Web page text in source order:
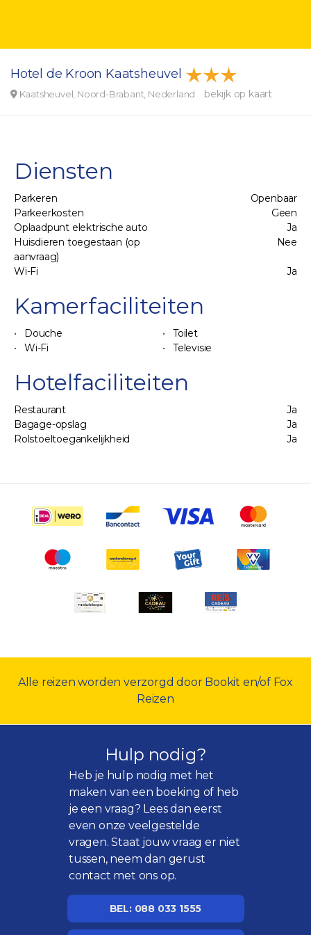
Hotel de Kroon Kaatsheuvel
Kaatsheuvel, Noord-Brabant, Nederland bekijk op kaart
Diensten
Parkeren
Openbaar
Parkeerkosten
Geen
Oplaadpunt elektrische auto
Ja
Huisdieren toegestaan (op
aanvraag)
Nee
Wi-Fi Ja
Kamerfaciliteiten
Douche
Toilet
Wi-Fi
Televisie
Hotelfaciliteiten
Restaurant
Ja
Bagage-opslag
Ja
Rolstoeltoegankelijkheid
Ja
Alle reizen worden verzorgd door Bookit en/of Fox
Reizen
Hulp nodig?
Heb je hulp nodig met het
maken van een boeking of heb
je een vraag? Lees dan eerst
even onzeveelgestelde
vragen. Staat jouw vraag er niet
tussen, neem dan gerust
contact met ons op.
BEL: 088 033 1555